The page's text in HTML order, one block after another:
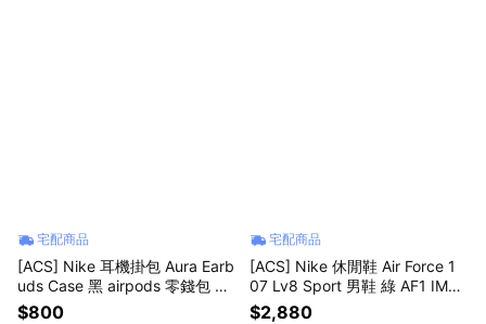
宅配商品
[ACS] Nike 耳機掛包 Aura Earb
uds Case 黑 airpods 零錢包 N1
01237401-3OS
$800
宅配商品
[ACS] Nike 休閒鞋 Air Force 1
07 Lv8 Sport 男鞋 綠 AF1 IM57
52-300
$2,880